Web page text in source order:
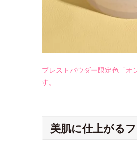
プレストパウダー限定色「オ
す。
美肌に仕上がる